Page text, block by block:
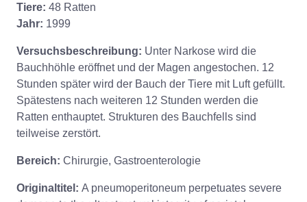
Tiere: 48 Ratten
Jahr: 1999
Versuchsbeschreibung: Unter Narkose wird die
Bauchhöhle eröffnet und der Magen angestochen. 12
Stunden später wird der Bauch der Tiere mit Luft gefüllt.
Spätestens nach weiteren 12 Stunden werden die
Ratten enthauptet. Strukturen des Bauchfells sind
teilweise zerstört.
Bereich: Chirurgie, Gastroenterologie
Originaltitel: A pneumoperitoneum perpetuates severe